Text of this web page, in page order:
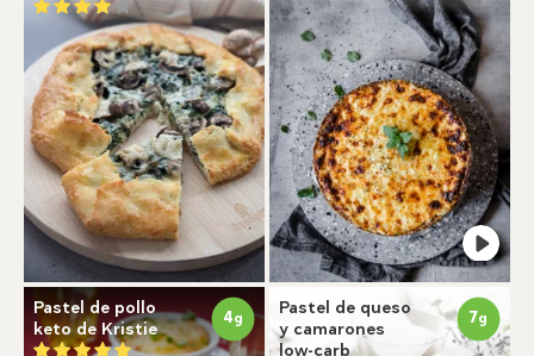
Pastel de pollo
keto de Kristie
4g
Pastel de queso
y camarones
low-carb
7g